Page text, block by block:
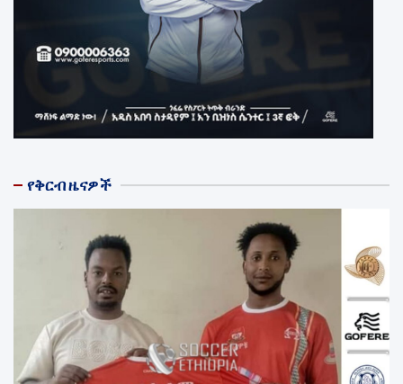
የቅርብ ዜናዎች